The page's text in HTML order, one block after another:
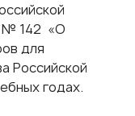
№ 142 «О
для
Российской
годах.